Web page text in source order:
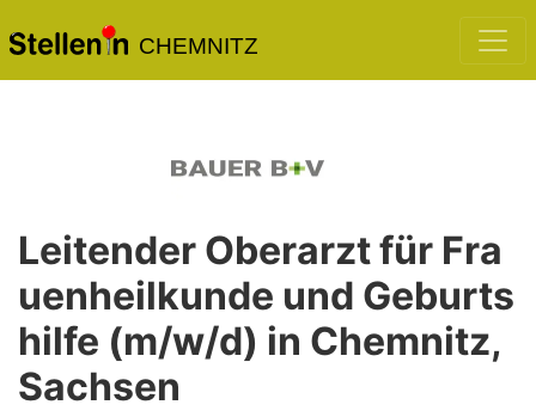
CHEMNITZ
Leitender Oberarzt für Fra
uenheilkunde und Geburts
hilfe (m/w/d) in Chemnitz,
Sachsen